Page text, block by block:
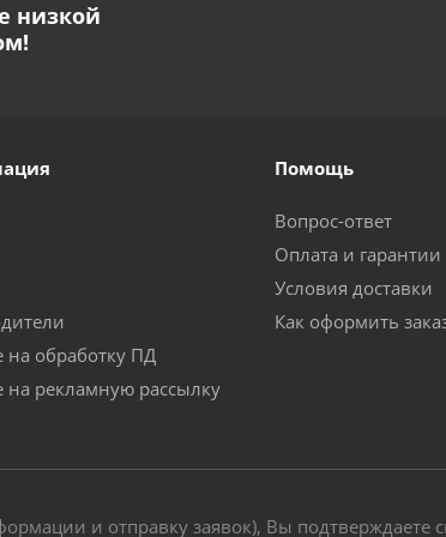
низкой
на обработку ПД
на рекламную рассылку
Помощь
Вопрос-ответ
Оплата и гарантии
Условия доставки
Как оформить
и отправку заявок), Вы